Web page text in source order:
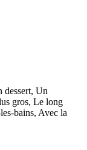
dessert, Un
gros, Le long
bains, Avec la